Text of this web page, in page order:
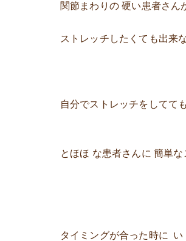
関節まわりの 硬い患者さん
ストレッチしたくても出来
自分でストレッチをしてて
とほほ な患者さんに 簡単
タイミングが合った時に